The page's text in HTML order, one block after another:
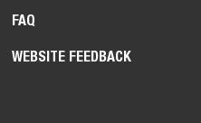
FAQ
WEBSITE FEEDBACK